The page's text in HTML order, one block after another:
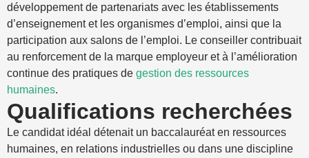
développement de partenariats avec les établissements
d’enseignement et les organismes d’emploi, ainsi que la
participation aux salons de l’emploi. Le conseiller contribuait
au renforcement de la marque employeur et à l’amélioration
continue des pratiques de gestion des ressources
humaines.
Qualifications recherchées
Le candidat idéal détenait un baccalauréat en ressources
humaines, en relations industrielles ou dans une discipline